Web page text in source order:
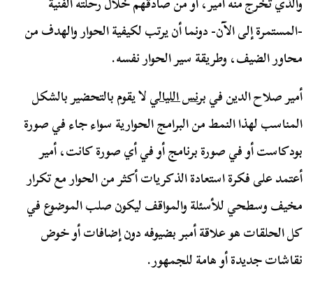
-المستمرة إلى الآن- دونما أن يرتب لكيفية الحوار والهدف من
محاور الضيف، وطريقة سير الحوار نفسه.
أمير صلاح الدين فيبرنس اللياليلا يقوم بالتحضير بالشكل
المناسب لهذا النمط من البرامج الحوارية سواء جاء في صورة
بودكاست أو في صورة برنامج أو في أي صورة كانت، أمير
أعتمد على فكرة استعادة الذكريات أكثر من الحوار مع تكرار
مخيف وسطحي للأسئلة والمواقف ليكون صلب الموضوع في
كل الحلقات هو علاقة أمبر بضيوفه دون إضافات أو خوض
نقاشات جديدة أو هامة للجمهور.